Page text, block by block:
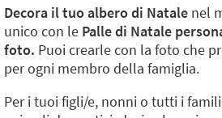
Decora il tuo albero di Natale nel
unico con le Palle di Natale
foto. Puoi crearle con la foto che
per ogni membro della famiglia.
Per i tuoi figli/e, nonni o tutti i